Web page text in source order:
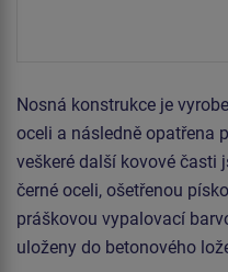
Nosná konstrukce je
oceli a následně opatřena
veškeré další kovové časti
černé oceli, ošetřenou
práškovou vypalovací
uloženy do betonového